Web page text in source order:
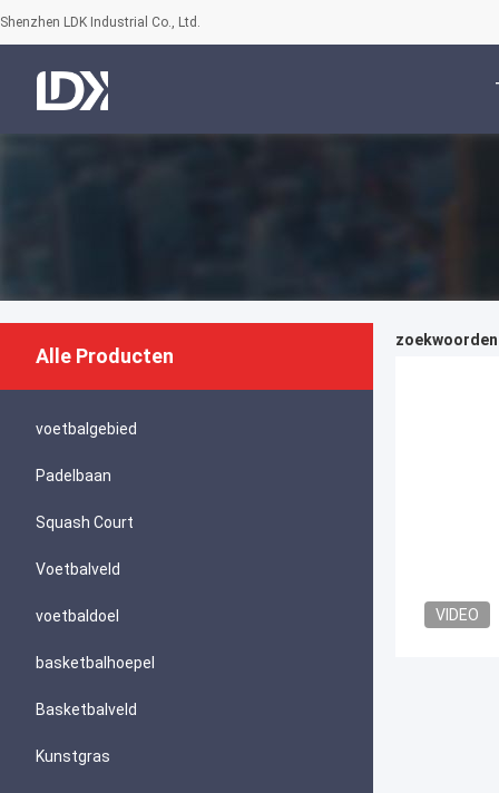
Shenzhen LDK Industrial Co., Ltd.
Alle Producten
voetbalgebied
Padelbaan
Squash Court
Voetbalveld
voetbaldoel
basketbalhoepel
Basketbalveld
Kunstgras
VIDEO